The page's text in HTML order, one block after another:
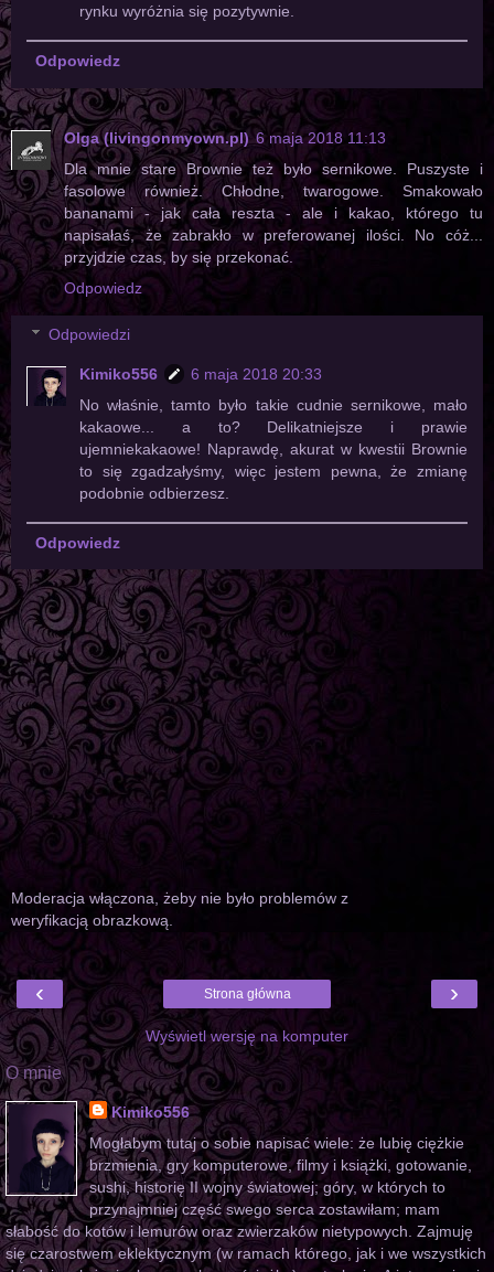
rynku wyróżnia się pozytywnie.
Odpowiedz
Olga (livingonmyown.pl) 6 maja 2018 11:13
Dla mnie stare Brownie też było sernikowe. Puszyste i
fasolowe również. Chłodne, twarogowe. Smakowało
bananami - jak cała reszta - ale i kakao, którego tu
napisałaś, że zabrakło w preferowanej ilości. No cóż...
przyjdzie czas, by się przekonać.
Odpowiedz
Odpowiedzi
Kimiko556
6 maja 2018 20:33
No właśnie, tamto było takie cudnie sernikowe, mało
kakaowe... a to? Delikatniejsze i prawie
ujemniekakaowe! Naprawdę, akurat w kwestii Brownie
to się zgadzałyśmy, więc jestem pewna, że zmianę
podobnie odbierzesz.
Odpowiedz
Moderacja włączona, żeby nie było problemów z
weryfikacją obrazkową.
‹ ›
Strona główna
Wyświetl wersję na komputer
O mnie
Kimiko556
Mogłabym tutaj o sobie napisać wiele: że lubię ciężkie
brzmienia, gry komputerowe, filmy i książki, gotowanie,
sushi, historię II wojny światowej; góry, w których to
przynajmniej część swego serca zostawiłam; mam
słabość do kotów i lemurów oraz zwierzaków nietypowych. Zajmuję
się czarostwem eklektycznym (w ramach którego, jak i we wszystkich